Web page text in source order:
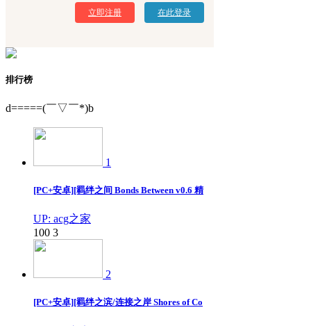
立即注册 在此登录
排行榜
d=====(￣▽￣*)b
1
[PC+安卓][羁绊之间 Bonds Between v0.6 精
UP: acg之家
100 3
2
[PC+安卓][羁绊之滨/连接之岸 Shores of Co